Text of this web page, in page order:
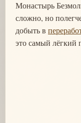
Монастырь
сложно, но
добыть в
это самый лёгкий